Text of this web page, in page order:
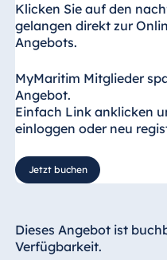
Klicken Sie auf den
gelangen direkt zur
Angebots.
MyMaritim Mitglieder
Angebot.
Einfach Link anklicken
einloggen oder neu
Jetzt buchen
Dieses Angebot ist
Verfügbarkeit.